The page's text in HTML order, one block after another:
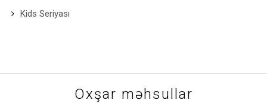
Kids Seriyası
Oxşar məhsullar